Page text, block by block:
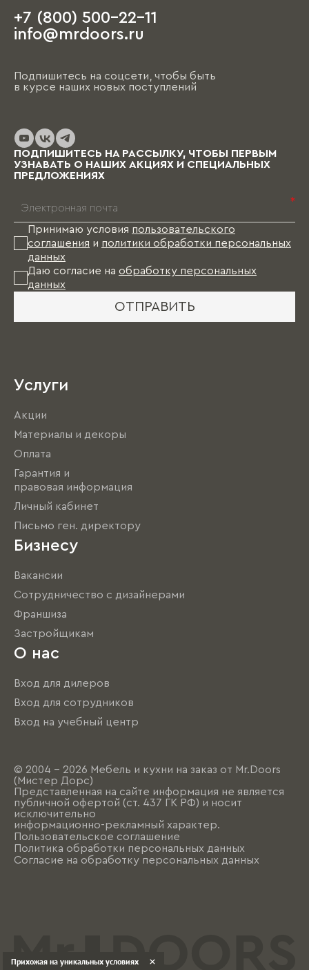
+7 (800) 500-22-11
info@mrdoors.ru
Подпишитесь на соцсети, чтобы быть
в курсе наших новых поступлений
ПОДПИШИТЕСЬ НА РАССЫЛКУ, ЧТОБЫ ПЕРВЫМ
УЗНАВАТЬ О НАШИХ АКЦИЯХ И СПЕЦИАЛЬНЫХ
ПРЕДЛОЖЕНИЯХ
*
Принимаю условия пользовательского
соглашения и политики обработки персональных
данных
Даю согласие на обработку персональных
данных
ОТПРАВИТЬ
Услуги
Акции
Материалы и декоры
Оплата
Гарантия и
правовая информация
Личный кабинет
Письмо ген. директору
Бизнесу
Вакансии
Сотрудничество с дизайнерами
Франшиза
Застройщикам
О нас
Вход для дилеров
Вход для сотрудников
Вход на учебный центр
© 2004 - 2026 Мебель и кухни на заказ от Mr.Doors
(Мистер Дорс)
Представленная на сайте информация не является
публичной офертой (ст. 437 ГК РФ) и носит
исключительно
информационно-рекламный характер.
Пользовательское соглашение
Политика обработки персональных данных
Согласие на обработку персональных данных
Прихожая на уникальных условиях